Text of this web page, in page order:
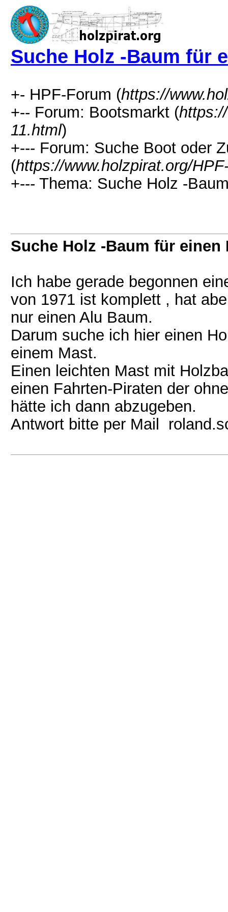
Suche Holz -Baum für
+- HPF-Forum (https://
+-- Forum: Bootsmarkt (
11.html)
+--- Forum: Suche Boot oder
(https://www.holzpirat.org/
+--- Thema: Suche Holz -
Suche Holz -Baum für einen
Ich habe gerade begonnen
von 1971 ist komplett , hat
nur einen Alu Baum.
Darum suche ich hier einen
einem Mast.
Einen leichten Mast mit
einen Fahrten-Piraten der
hätte ich dann abzugeben.
Antwort bitte per Mail